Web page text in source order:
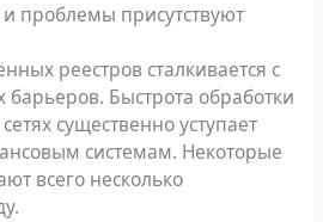
проблемы присутствуют
реестров сталкивается с
барьеров. Быстрота обработки
существенно уступает
системам. Некоторые
всего несколько